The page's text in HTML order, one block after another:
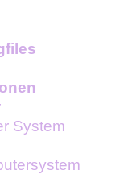
System